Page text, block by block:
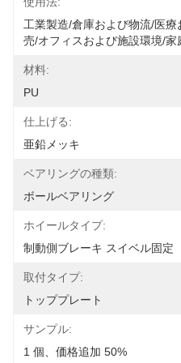
工業製造/倉庫および物流/医
売/オフィスおよび施設環境/家
材料:
PU
仕上げる:
亜鉛メッキ
ベアリングの種類:
ボールベアリング
ホイールタイプ:
制動側ブレーキ スイベル固定
取付タイプ:
トッププレート
サンプル:
1 個、価格追加 50%